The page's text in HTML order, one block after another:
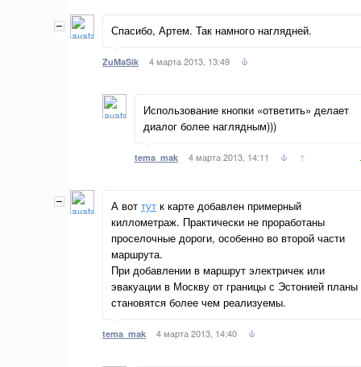
Спасибо, Артем. Так намного наглядней.
ZuMaSik 4 марта 2013, 13:49
Использование кнопки «ответить» делает
диалог более наглядным)))
tema_mak 4 марта 2013, 14:11 ↑
А вот тут к карте добавлен примерный
киллометраж. Практически не проработаны
проселочные дороги, особенно во второй части
маршрута.
При добавлении в маршрут электричек или
эвакуации в Москву от границы с Эстонией планы
становятся более чем реализуемы.
tema_mak 4 марта 2013, 14:40